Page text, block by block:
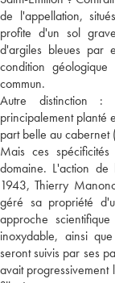
de l'appellation,
profite d'un sol
d'argiles bleues par
condition
commun.
Autre distinction :
principalement planté
part belle au
Mais ces
domaine. L'action
1943, Thierry
géré sa propriété
approche
inoxydable, ainsi
seront suivis par ses
avait